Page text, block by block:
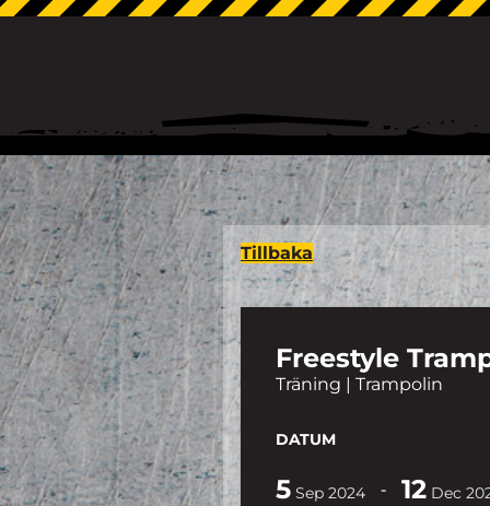
Tillbaka
Freestyle
Träning | Trampolin
DATUM
5 Sep 2024 - 12 Dec